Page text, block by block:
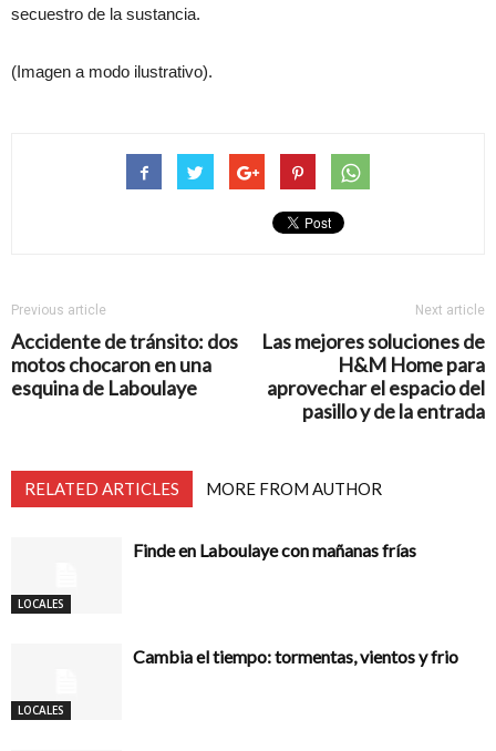
secuestro de la sustancia.
(Imagen a modo ilustrativo).
Previous article
Accidente de tránsito: dos
motos chocaron en una
esquina de Laboulaye
Next article
Las mejores soluciones de
H&M Home para
aprovechar el espacio del
pasillo y de la entrada
RELATED ARTICLES MORE FROM AUTHOR
LOCALES
Finde en Laboulaye con mañanas frías
LOCALES
Cambia el tiempo: tormentas, vientos y frio